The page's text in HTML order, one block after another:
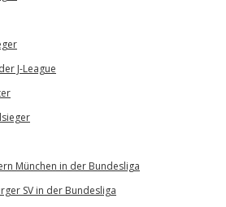
J-League
München in der Bundesliga
SV in der Bundesliga